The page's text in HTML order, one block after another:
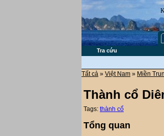
Tra cứu
Tất cả » Việt Nam » Miền
Thành cổ
Tags: thành cổ
Tổng quan